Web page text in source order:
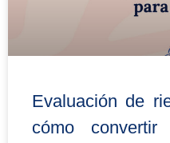
Evaluación de
cómo